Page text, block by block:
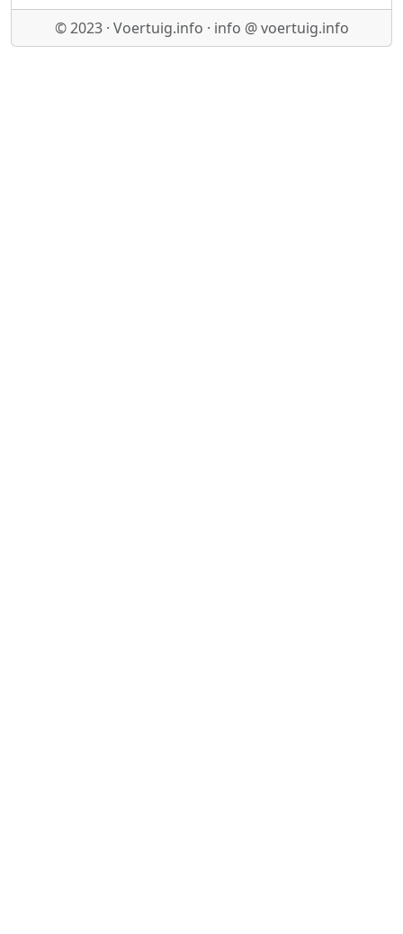
© 2023 · Voertuig.info · info @ voertuig.info